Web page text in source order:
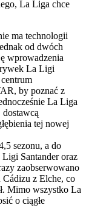
La Liga chce
ma technologii
od dwóch
wprowadzenia
La Ligi
by poznać z
La Liga
tej nowej
sezonu, a do
Santander oraz
zaobserwowano
Cádizu z Elche, co
Mimo wszystko La
o ciągłe